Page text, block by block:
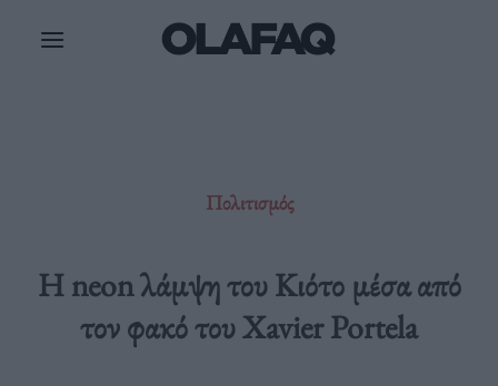
Πολιτισμός
H neon λάμψη του Κιότο μέσα από
τον φακό του Xavier Portela